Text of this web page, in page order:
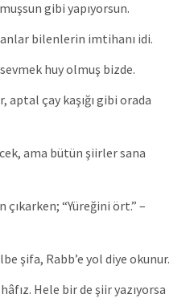
gibi yapıyorsun.
bilenlerin imtihanı idi.
huy olmuş bizde.
aptal çay kaşığı gibi orada
ama bütün şiirler sana
çıkarken; “Yüreğini ört.” –
şifa, Rabb’e yol diye okunur.
Hele bir de şiir yazıyorsa